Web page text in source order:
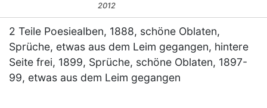
2012
2 Teile Poesiealben, 1888, schöne Oblaten,
Sprüche, etwas aus dem Leim gegangen, hintere
Seite frei, 1899, Sprüche, schöne Oblaten, 1897-
99, etwas aus dem Leim gegangen